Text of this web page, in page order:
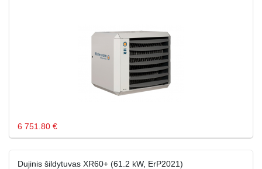
6 751.80 €
Dujinis šildytuvas XR60+ (61.2 kW, ErP2021)